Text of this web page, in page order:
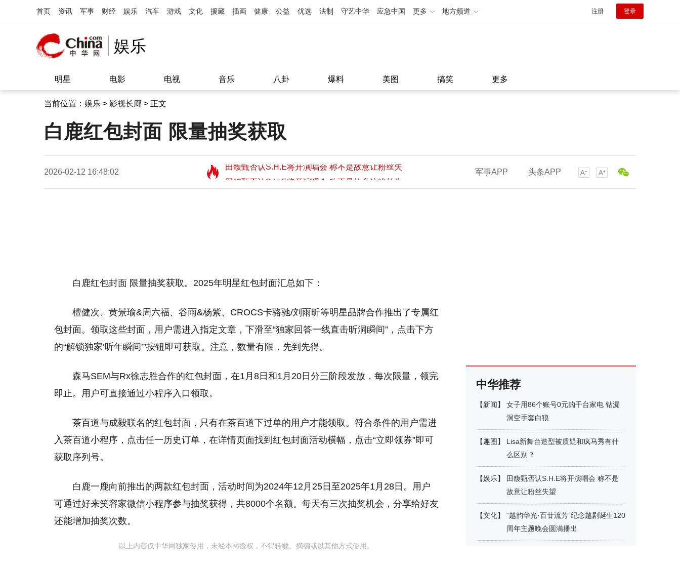
首页 资讯 军事 财经 娱乐 汽车 游戏 文化 援藏 插画 健康 公益 优选 法制 守艺中华 应急中国 更多 地方频道 注册 登录
娱乐
明星 电影 电视 音乐 八卦 爆料 美图 搞笑 更多
当前位置： 娱乐 > 影视长廊 > 正文
白鹿红包封面 限量抽奖获取
2026-02-12 16:48:02
田馥甄否认S.H.E将开演唱会 称不是故意让粉丝失
望11:08
田馥甄否认S.H.E将开演唱会 称不是故意让粉丝失
军事APP 头条APP
白鹿红包封面 限量抽奖获取。2025年明星红包封面汇总如下：
檀健次、黄景瑜&周六福、谷雨&杨紫、CROCS卡骆驰/刘雨昕等明星品牌合作推出了专属红
包封面。领取这些封面，用户需进入指定文章，下滑至“独家回答一线直击昕洞瞬间”，点击下方
的“解锁独家‘昕年瞬间’”按钮即可获取。注意，数量有限，先到先得。
森马SEM与Rx徐志胜合作的红包封面，在1月8日和1月20日分三阶段发放，每次限量，领完
即止。用户可直接通过小程序入口领取。
茶百道与成毅联名的红包封面，只有在茶百道下过单的用户才能领取。符合条件的用户需进
入茶百道小程序，点击任一历史订单，在详情页面找到红包封面活动横幅，点击“立即领券”即可
获取序列号。
白鹿一鹿向前推出的两款红包封面，活动时间为2024年12月25日至2025年1月28日。用户
可通过好来笑容家微信小程序参与抽奖获得，共8000个名额。每天有三次抽奖机会，分享给好友
还能增加抽奖次数。
以上内容仅中华网独家使用，未经本网授权，不得转载、摘编或以其他方式使用。
中华推荐
【新闻】
女子用86个账号0元购千台家电 钻漏
洞空手套白狼
【趣图 】
Lisa新舞台造型被质疑和疯马秀有什
么区别？
【娱乐】
田馥甄否认S.H.E将开演唱会 称不是
故意让粉丝失望
【文化】
“越韵华光·百廿流芳”纪念越剧诞生120
周年主题晚会圆满播出